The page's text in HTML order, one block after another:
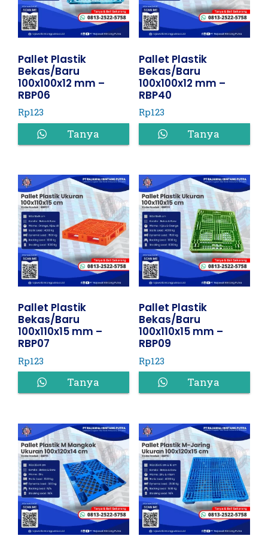
Pallet Plastik
Bekas/Baru
100x100x12 mm –
RBP06
Rp123
Tanya
Pallet Plastik
Bekas/Baru
100x100x12 mm –
RBP40
Rp123
Tanya
Pallet Plastik
Bekas/Baru
100x110x15 mm –
RBP07
Rp123
Tanya
Pallet Plastik
Bekas/Baru
100x110x15 mm –
RBP09
Rp123
Tanya